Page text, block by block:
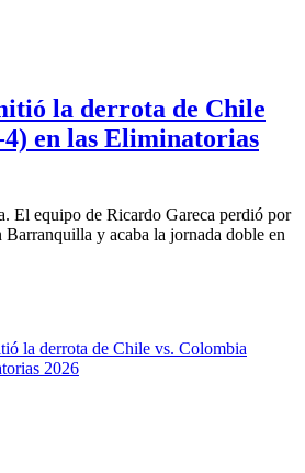
la derrota de Chile
en las Eliminatorias
El equipo de Ricardo Gareca perdió por
Barranquilla y acaba la jornada doble en